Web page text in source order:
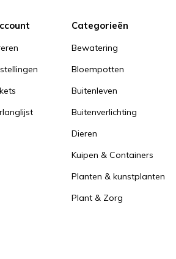
Categorieën
Bewatering
Bloempotten
Buitenleven
Buitenverlichting
Dieren
Kuipen & Containers
Planten & kunstplanten
Plant & Zorg